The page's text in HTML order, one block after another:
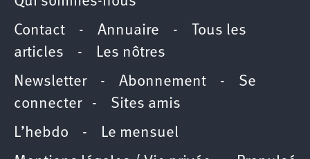
Contact - Annuaire -
Tous les
articles - Les nôtres
Newsletter- Abonnement - Se
connecter- Sites amis
L’hebdo - Le mensuel